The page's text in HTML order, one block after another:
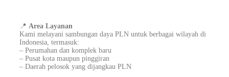
📍 Area Layanan
Kami melayani sambungan daya PLN untuk berbagai wilayah di
Indonesia, termasuk:
– Perumahan dan komplek baru
– Pusat kota maupun pinggiran
– Daerah pelosok yang dijangkau PLN